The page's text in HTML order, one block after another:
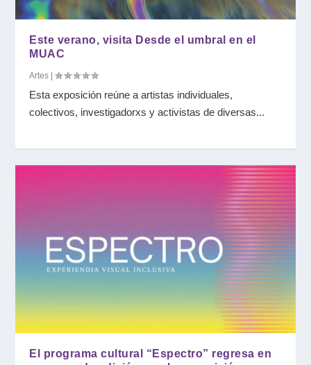
Este verano, visita Desde el umbral en el
MUAC
Artes |
Esta exposición reúne a artistas individuales,
colectivos, investigadorxs y activistas de diversas...
El programa cultural “Espectro” regresa en